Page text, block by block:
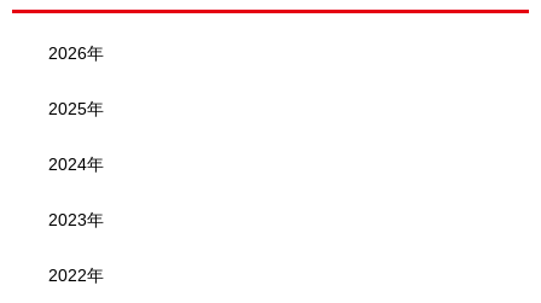
2026年
2025年
2024年
2023年
2022年